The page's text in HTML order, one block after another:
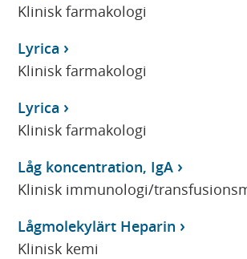
Klinisk farmakologi
Lyrica
Klinisk farmakologi
Lyrica
Klinisk farmakologi
Låg koncentration, IgA
Klinisk immunologi/
Lågmolekylärt Heparin
Klinisk kemi